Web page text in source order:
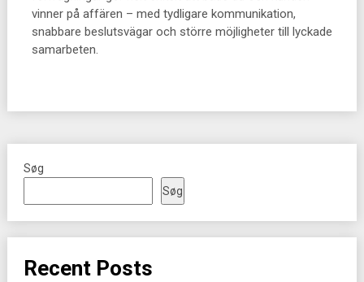
vinner på affären – med tydligare kommunikation,
snabbare beslutsvägar och större möjligheter till lyckade
samarbeten.
Søg
Søg
Recent Posts